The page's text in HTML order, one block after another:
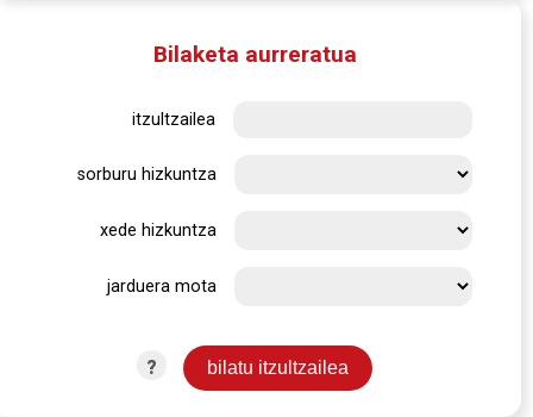
Bilaketa aurreratua
itzultzailea
sorburu hizkuntza
xede hizkuntza
jarduera mota
?